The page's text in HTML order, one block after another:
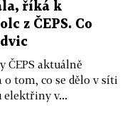
říká k
z ČEPS. Co
ČEPS aktuálně
tom, co se dělo v síti
elektřiny v...